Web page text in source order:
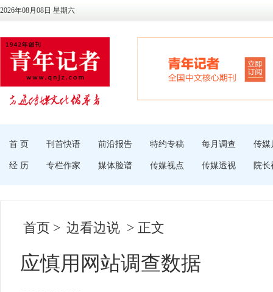
2026年08月08日 星期六
首 页 刊首快语 前沿报告 特约专稿 每月调查 传媒
经 历 专栏作家 媒体脸谱 传媒视点 传媒透视 院长
首页 > 边看边说 > 正文
应慎用网站调查数据